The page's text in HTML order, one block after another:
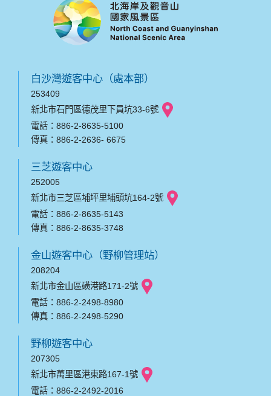
白沙灣遊客中心（處本部）
253409
新北市石門區德茂里下員坑33-6號
電話：886-2-8635-5100
傳真：886-2-2636- 6675
三芝遊客中心
252005
新北市三芝區埔坪里埔頭坑164-2號
電話：886-2-8635-5143
傳真：886-2-8635-3748
金山遊客中心（野柳管理站）
208204
新北市金山區磺港路171-2號
電話：886-2-2498-8980
傳真：886-2-2498-5290
野柳遊客中心
207305
新北市萬里區港東路167-1號
電話：886-2-2492-2016